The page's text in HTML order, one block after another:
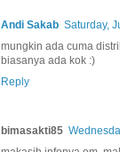
Andi Sakab Saturday,
mungkin ada cuma
biasanya ada kok :)
Reply
bimasakti85